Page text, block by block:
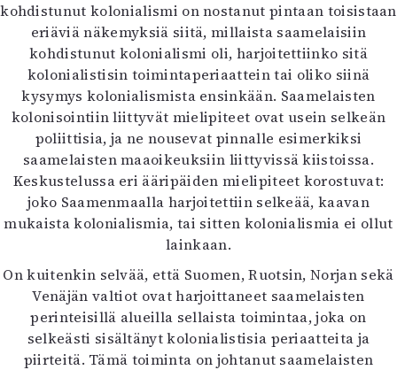
kohdistunut kolonialismi on nostanut pintaan toisistaan
eriäviä näkemyksiä siitä, millaista saamelaisiin
kohdistunut kolonialismi oli, harjoitettiinko sitä
kolonialistisin toimintaperiaattein tai oliko siinä
kysymys kolonialismista ensinkään. Saamelaisten
kolonisointiin liittyvät mielipiteet ovat usein selkeän
poliittisia, ja ne nousevat pinnalle esimerkiksi
saamelaisten maaoikeuksiin liittyvissä kiistoissa.
Keskustelussa eri ääripäiden mielipiteet korostuvat:
joko Saamenmaalla harjoitettiin selkeää, kaavan
mukaista kolonialismia, tai sitten kolonialismia ei ollut
lainkaan.
On kuitenkin selvää, että Suomen, Ruotsin, Norjan sekä
Venäjän valtiot ovat harjoittaneet saamelaisten
perinteisillä alueilla sellaista toimintaa, joka on
selkeästi sisältänyt kolonialistisia periaatteita ja
piirteitä. Tämä toiminta on johtanut saamelaisten